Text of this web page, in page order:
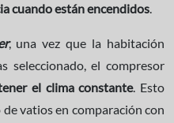
cuando están encendidos.
, una vez que la habitación
seleccionado, el compresor
el clima constante. Esto
vatios en comparación con